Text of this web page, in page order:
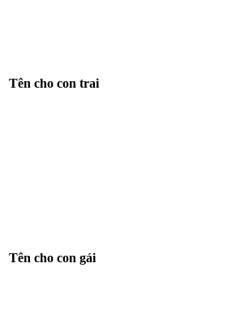
Tên cho con trai
Tên cho con gái